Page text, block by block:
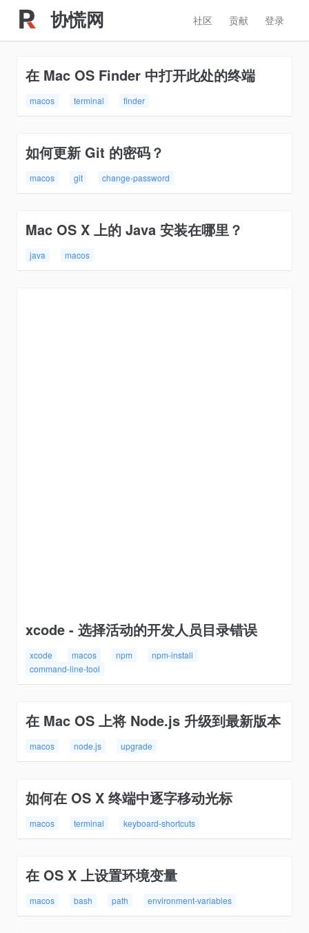
协慌网 登录
贡献
社区
在 Mac OS Finder 中打开此处的终端
macos terminal finder
如何更新 Git 的密码？
macos git change-password
Mac OS X 上的 Java 安装在哪里？
java macos
xcode - 选择活动的开发人员目录错误
xcode macos npm
npm-install
command-line-tool
在 Mac OS 上将 Node.js 升级到最新版本
macos node.js upgrade
如何在 OS X 终端中逐字移动光标
macos terminal keyboard-shortcuts
在 OS X 上设置环境变量
macos bash path environment-variables